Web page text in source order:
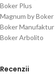
Boker Plus
Magnum by Boker
Boker Manufaktur
Boker Arbolito
Recenzii